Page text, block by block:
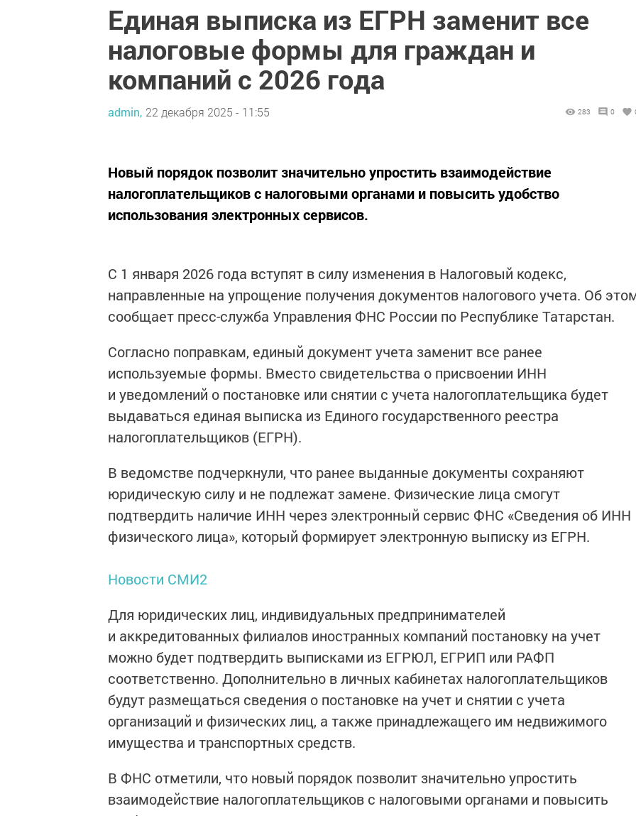
Единая выписка из ЕГРН заменит все
налоговые формы для граждан и
компаний с 2026 года
admin, 22 декабря 2025 - 11:55 283 0
Новый порядок позволит значительно упростить взаимодействие
налогоплательщиков с налоговыми органами и повысить удобство
использования электронных сервисов.
С 1 января 2026 года вступят в силу изменения в Налоговый кодекс,
направленные на упрощение получения документов налогового учета. Об
сообщает пресс-служба Управления ФНС России по Республике Татарстан.
Согласно поправкам, единый документ учета заменит все ранее
используемые формы. Вместо свидетельства о присвоении ИНН
и уведомлений о постановке или снятии с учета налогоплательщика будет
выдаваться единая выписка из Единого государственного реестра
налогоплательщиков (ЕГРН).
В ведомстве подчеркнули, что ранее выданные документы сохраняют
юридическую силу и не подлежат замене. Физические лица смогут
подтвердить наличие ИНН через электронный сервис ФНС «Сведения об ИНН
физического лица», который формирует электронную выписку из ЕГРН.
Новости СМИ2
Для юридических лиц, индивидуальных предпринимателей
и аккредитованных филиалов иностранных компаний постановку на учет
можно будет подтвердить выписками из ЕГРЮЛ, ЕГРИП или РАФП
соответственно. Дополнительно в личных кабинетах налогоплательщиков
будут размещаться сведения о постановке на учет и снятии с учета
организаций и физических лиц, а также принадлежащего им недвижимого
имущества и транспортных средств.
В ФНС отметили, что новый порядок позволит значительно упростить
взаимодействие налогоплательщиков с налоговыми органами и повысить